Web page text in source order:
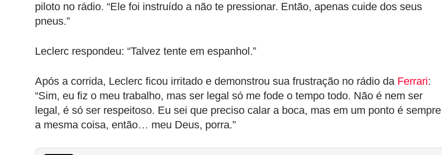
piloto no rádio. “Ele foi instruído a não te pressionar. Então, apenas cuide dos seus
pneus.”
Leclerc respondeu: “Talvez tente em espanhol.”
Após a corrida, Leclerc ficou irritado e demonstrou sua frustração no rádio da Ferrari:
“Sim, eu fiz o meu trabalho, mas ser legal só me fode o tempo todo. Não é nem ser
legal, é só ser respeitoso. Eu sei que preciso calar a boca, mas em um ponto é sempre
a mesma coisa, então… meu Deus, porra.”